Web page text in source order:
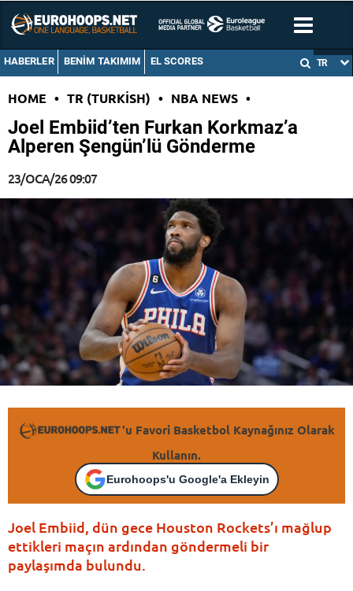
HABERLER BENIM TAKIMIM EL SCORES TR
HOME • TR (TURKISH) • NBA NEWS •
Joel Embiid’ten Furkan Korkmaz’a
Alperen Şengün’lü Gönderme
23/OCA/26 09:07
'u Favori Basketbol Kaynağınız Olarak
Kullanın.
Eurohoops'u Google'a Ekleyin
Joel Embiid, dün gece Houston Rockets’ı mağlup
ettikleri maçın ardından göndermeli bir
paylaşımda bulundu.